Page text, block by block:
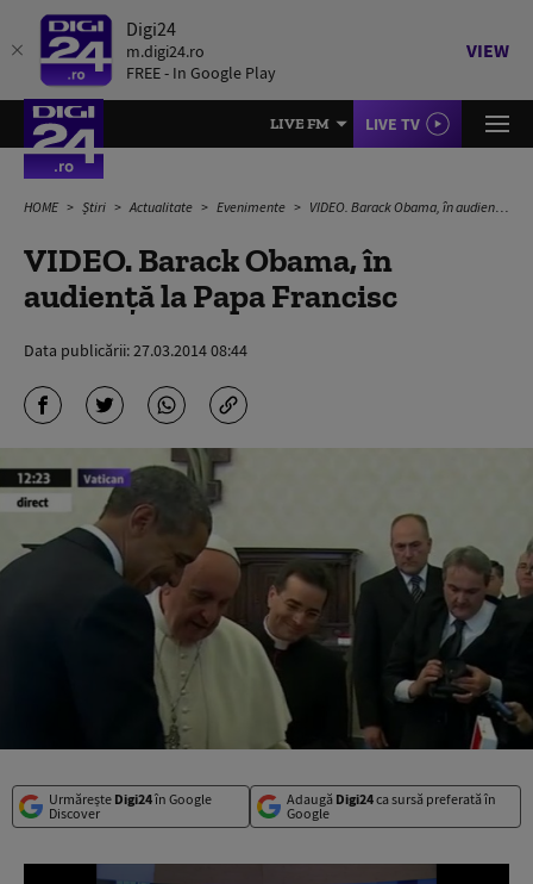
Digi24
m.digi24.ro
FREE - In Google Play
VIEW
LIVE FM LIVE TV
HOME Știri Actualitate Evenimente VIDEO. Barack Obama, în audiență la Papa Francisc
VIDEO. Barack Obama, în
audiență la Papa Francisc
Data publicării:27.03.2014 08:44
Urmărește Digi24în Google
Discover
Adaugă Digi24ca sursă preferată în
Google